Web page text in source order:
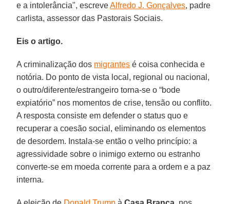
e a intolerância", escreveAlfredo J. Gonçalves, padre
carlista, assessor das Pastorais Sociais.
Eis o artigo.
A criminalização dos migrantes é coisa conhecida e
notória. Do ponto de vista local, regional ou nacional,
o outro/diferente/estrangeiro torna-se o “bode
expiatório” nos momentos de crise, tensão ou conflito.
A resposta consiste em defender o status quo e
recuperar a coesão social, eliminando os elementos
de desordem. Instala-se então o velho princípio: a
agressividade sobre o inimigo externo ou estranho
converte-se em moeda corrente para a ordem e a paz
interna.